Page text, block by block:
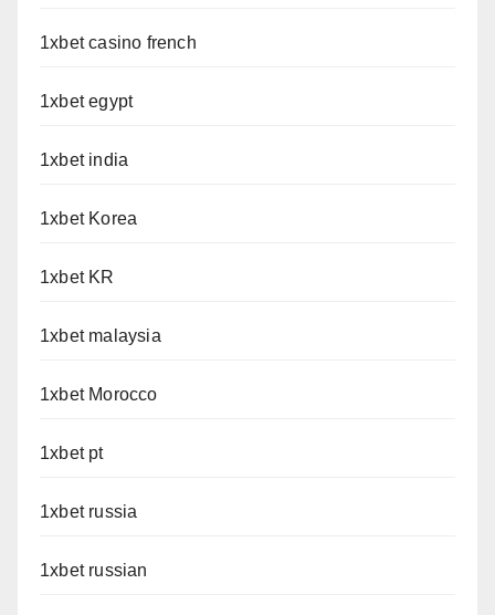
1xbet casino french
1xbet egypt
1xbet india
1xbet Korea
1xbet KR
1xbet malaysia
1xbet Morocco
1xbet pt
1xbet russia
1xbet russian